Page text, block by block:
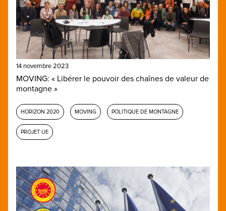
14 novembre 2023
MOVING: « Libérer le pouvoir des chaînes de valeur de
montagne »
HORIZON 2020 MOVING POLITIQUE DE MONTAGNE
PROJET UE